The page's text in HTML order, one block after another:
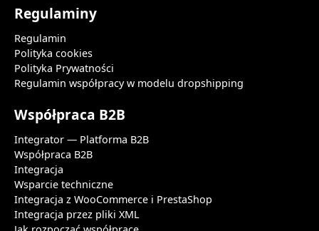
Regulaminy
Regulamin
Polityka cookies
Polityka Prywatności
Regulamin współpracy w modelu dropshipping
Współpraca B2B
Integrator — Platforma B2B
Współpraca B2B
Integracja
Wsparcie techniczne
Integracja z WooCommerce i PrestaShop
Integracja przez pliki XML